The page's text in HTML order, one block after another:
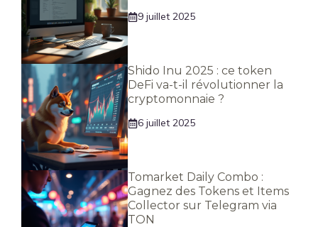
9 juillet 2025
Shido Inu 2025 : ce token
DeFi va-t-il révolutionner la
cryptomonnaie ?
6 juillet 2025
Tomarket Daily Combo :
Gagnez des Tokens et Items
Collector sur Telegram via
TON